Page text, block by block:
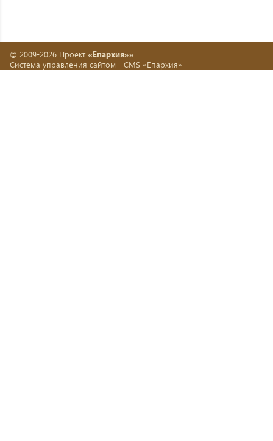
© 2009-2026 Проект «Епархия»»
Система управления сайтом - CMS «Епархия»